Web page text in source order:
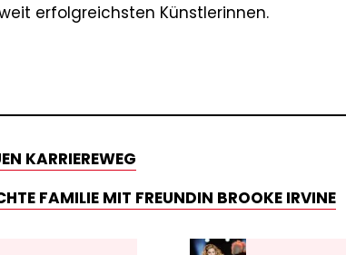
erfolgreichsten Künstlerinnen.
KARRIEREWEG
FAMILIE MIT FREUNDIN BROOKE IRVINE